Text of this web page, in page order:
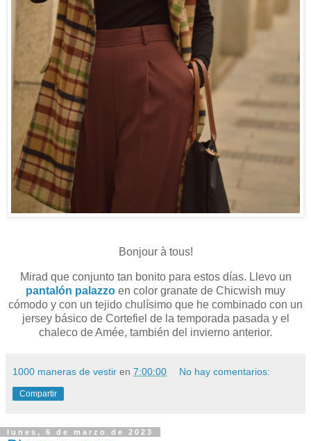
Bonjour à tous!
Mirad que conjunto tan bonito para estos días. Llevo un
pantalón palazzo en color granate de Chicwish muy
cómodo y con un tejido chulísimo que he combinado con un
jersey básico de Cortefiel de la temporada pasada y el
chaleco de Amée, también del invierno anterior.
1000 maneras de vestir en 7:00:00 No hay comentarios:
Compartir
lunes, 6 de marzo de 2023